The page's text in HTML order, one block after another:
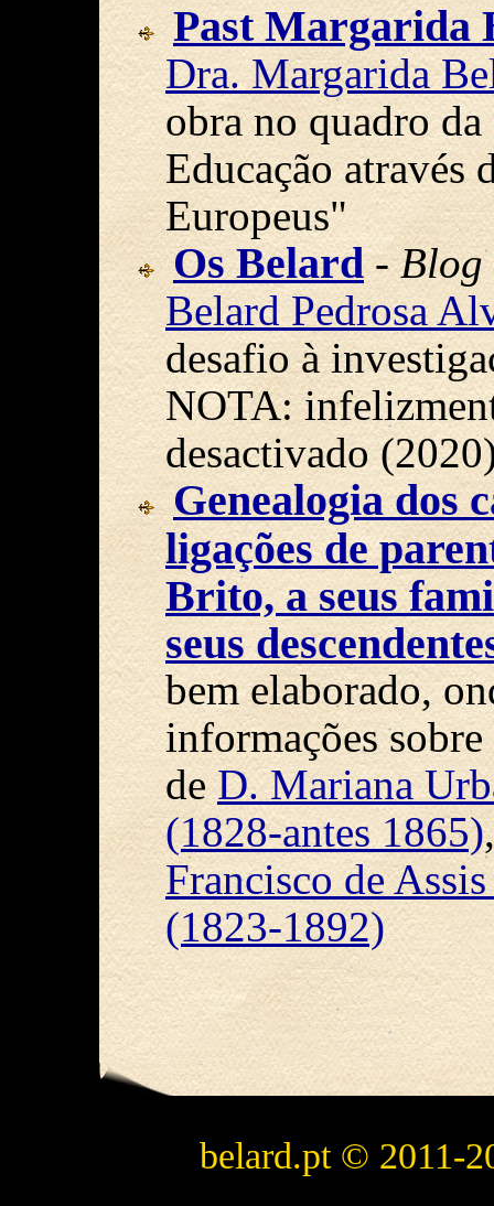
Past Margarida
Dra. Margarida
obra no quadro
Educação através
Europeus"
Os Belard-Blog
Belard Pedrosa
desafio à
NOTA:
desactivado
Genealogia dos
ligações de
Brito, a seus
seus
bem elaborado,
informações sobre
deD. Mariana
(1828-antes 1865)
Francisco de
(1823-1892)
belard.pt © 2011-